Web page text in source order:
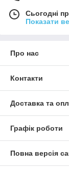
Сьогодні
Показати
Про нас
Контакти
Доставка та
Графік роботи
Повна версія